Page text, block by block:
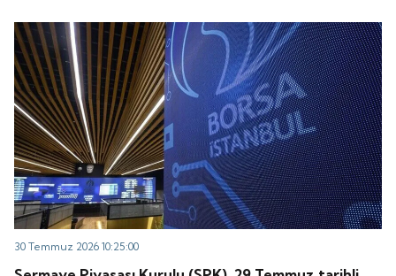
ile Quick Sigorta işlem görmeye başlayacak.
“Gong Töreni” ile Quick Sigorta işlem görmeye başlayacak.
30 Temmuz 2026 10:25:00